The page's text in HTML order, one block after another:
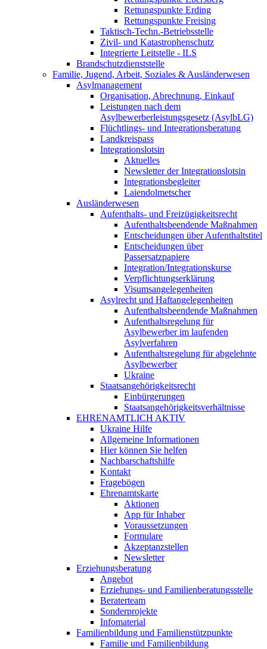
Rettungspunkte Erding
Rettungspunkte Freising
Taktisch-Techn.-Betriebsstelle
Zivil- und Katastrophenschutz
Integrierte Leitstelle - ILS
Brandschutzdienststelle
Familie, Jugend, Arbeit, Soziales & Ausländerwesen
Asylmanagement
Organisation, Abrechnung, Einkauf
Leistungen nach dem
Asylbewerberleistungsgesetz (AsylbLG)
Flüchtlings- und Integrationsberatung
Landkreispass
Integrationslotsin
Aktuelles
Newsletter der Integrationslotsin
Integrationsbegleiter
Laiendolmetscher
Ausländerwesen
Aufenthalts- und Freizügigkeitsrecht
Aufenthaltsbeendende Maßnahmen
Entscheidungen über Aufenthaltstitel
Entscheidungen über
Passersatzpapiere
Integration/Integrationskurse
Verpflichtungserklärung
Visumsangelegenheiten
Asylrecht und Haftangelegenheiten
Aufenthaltsbeendende Maßnahmen
Aufenthaltsregelung für
Asylbewerber im laufenden
Asylverfahren
Aufenthaltsregelung für abgelehnte
Asylbewerber
Ukraine
Staatsangehörigkeitsrecht
Einbürgerungen
Staatsangehörigkeitsverhältnisse
EHRENAMTLICH AKTIV
Ukraine Hilfe
Allgemeine Informationen
Hier können Sie helfen
Nachbarschaftshilfe
Kontakt
Fragebögen
Ehrenamtskarte
Aktionen
App für Inhaber
Voraussetzungen
Formulare
Akzeptanzstellen
Newsletter
Erziehungsberatung
Angebot
Erziehungs- und Familienberatungsstelle
Beraterteam
Sonderprojekte
Infomaterial
Familienbildung und Familienstützpunkte
Familie und Familienbildung